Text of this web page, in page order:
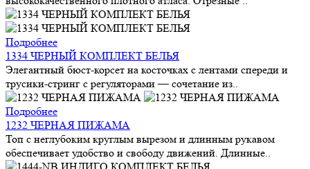
Подробнее
1334 ЧЕРНЫЙ КОМПЛЕКТ БЕЛЬЯ
Элегантный бюст-корсет на косточках с лентами спереди и
трусики-стринг с регуляторами — сочетание из..
Подробнее
1232 ЧЕРНАЯ ПИЖАМА
Топ с неглубоким круглым вырезом и длинным рукавом
обеспечивает удобство и свободу движений. Длинные..